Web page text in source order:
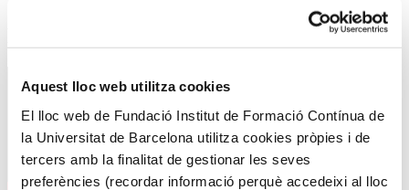
Aquest lloc web utilitza cookies
El lloc web de Fundació Institut de Formació Contínua de
la Universitat de Barcelona utilitza cookies pròpies i de
tercers amb la finalitat de gestionar les seves
preferències (recordar informació perquè accedeixi al lloc